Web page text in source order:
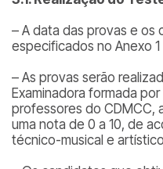
– A data das provas e os
especificados no Anexo
– As provas serão
Examinadora formada
professores do CDMCC,
uma nota de 0 a 10, de
técnico-musical e